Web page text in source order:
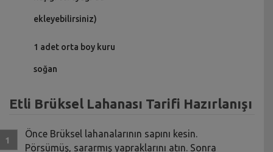
ekleyebilirsiniz)
1 adet orta boy kuru
soğan
Etli Brüksel Lahanası Tarifi Hazırlanışı
Önce Brüksel lahanalarının sapını kesin.
Pörsümüş, sararmış yapraklarını atın. Sonra